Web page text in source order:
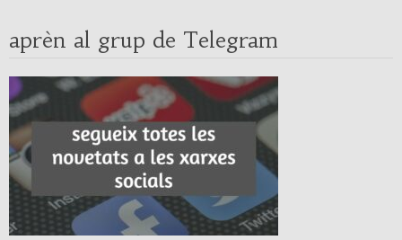
aprèn al grup de Telegram